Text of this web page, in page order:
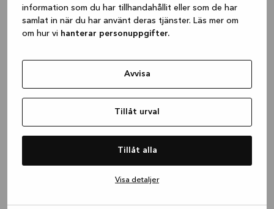
information som du har tillhandahållit eller som de har
samlat in när du har använt deras tjänster. Läs mer om
om hur vi hanterar personuppgifter.
Avvisa
Tillåt urval
Tillåt alla
Visa detaljer
(see the browser console for more
information).